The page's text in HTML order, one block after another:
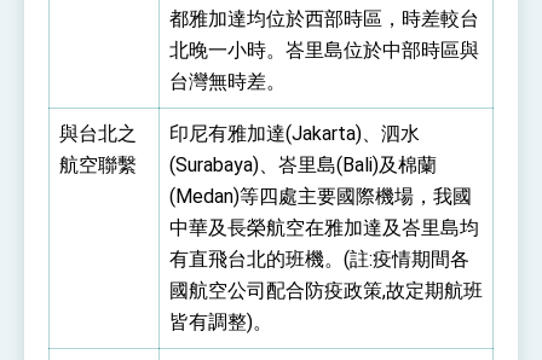
都雅加達均位於西部時區，時差較台
北晚一小時。峇里島位於中部時區與
台灣無時差。
與台北之
航空聯繫
印尼有雅加達(Jakarta)、泗水
(Surabaya)、峇里島(Bali)及棉蘭
(Medan)等四處主要國際機場，我國
中華及長榮航空在雅加達及峇里島均
有直飛台北的班機。(註:疫情期間各
國航空公司配合防疫政策,故定期航班
皆有調整)。